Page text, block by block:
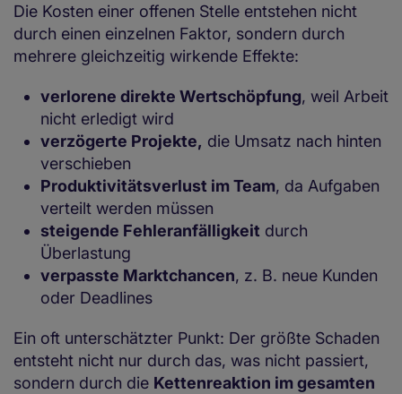
Die Kosten einer offenen Stelle entstehen nicht
durch einen einzelnen Faktor, sondern durch
mehrere gleichzeitig wirkende Effekte:
verlorene direkte Wertschöpfung, weil Arbeit
nicht erledigt wird
verzögerte Projekte, die Umsatz nach hinten
verschieben
Produktivitätsverlust im Team, da Aufgaben
verteilt werden müssen
steigende Fehleranfälligkeit durch
Überlastung
verpasste Marktchancen, z. B. neue Kunden
oder Deadlines
Ein oft unterschätzter Punkt: Der größte Schaden
entsteht nicht nur durch das, was nicht passiert,
sondern durch die Kettenreaktion im gesamten